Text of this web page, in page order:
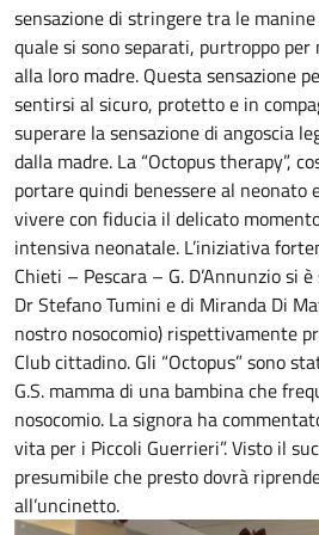
sensazione di stringere tra le
quale si sono separati, purtroppo per
alla loro madre. Questa sensazione
sentirsi al sicuro, protetto e in
superare la sensazione di angoscia
dalla madre. La “Octopus therapy”,
portare quindi benessere al neonato
vivere con fiducia il delicato
intensiva neonatale. L’iniziativa
Chieti – Pescara – G. D’Annunzio si
Dr Stefano Tumini e di Miranda Di
nostro nosocomio) rispettivamente
Club cittadino. Gli “Octopus” sono
G.S. mamma di una bambina che
nosocomio. La signora ha
vita per i Piccoli Guerrieri”. Visto il
presumibile che presto dovrà
all’uncinetto.